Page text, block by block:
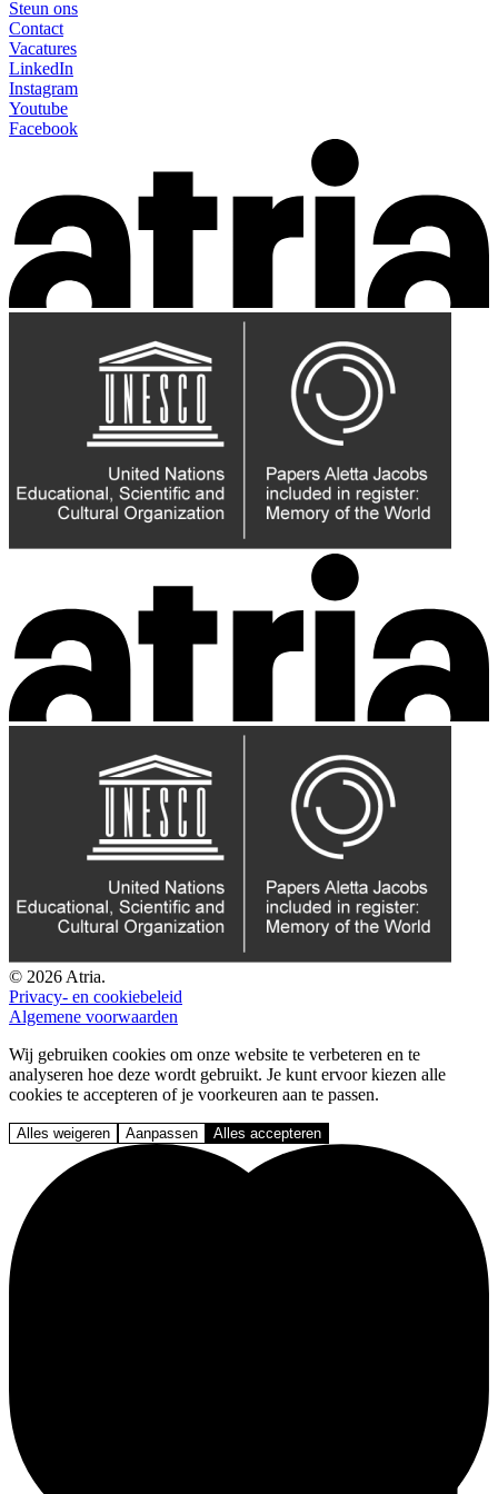
Steun ons
Contact
Vacatures
LinkedIn
Instagram
Youtube
Facebook
© 2026 Atria.
Privacy- en cookiebeleid
Algemene voorwaarden
Wij gebruiken cookies om onze website te verbeteren en te
analyseren hoe deze wordt gebruikt. Je kunt ervoor kiezen alle
cookies te accepteren of je voorkeuren aan te passen.
Alles weigeren Aanpassen Alles accepteren